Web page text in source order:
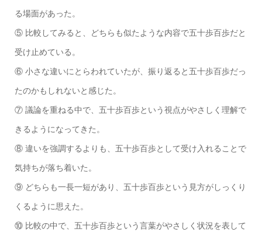
る場面があった。
⑤ 比較してみると、どちらも似たような内容で五十歩百歩だと
受け止めている。
⑥ 小さな違いにとらわれていたが、振り返ると五十歩百歩だっ
たのかもしれないと感じた。
⑦ 議論を重ねる中で、五十歩百歩という視点がやさしく理解で
きるようになってきた。
⑧ 違いを強調するよりも、五十歩百歩として受け入れることで
気持ちが落ち着いた。
⑨ どちらも一長一短があり、五十歩百歩という見方がしっくり
くるように思えた。
⑩ 比較の中で、五十歩百歩という言葉がやさしく状況を表して